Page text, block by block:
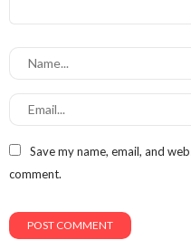
Save my name, email, and
comment.